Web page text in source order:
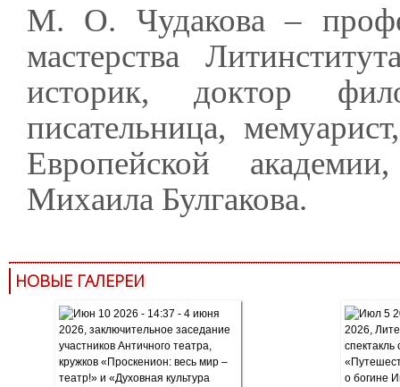
М. О. Чудакова –
мастерства
историк, доктор
писательница,
Европейской
Михаила Булгакова.
НОВЫЕ ГАЛЕРЕИ